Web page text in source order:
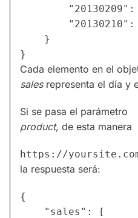
"20130209":
"20130210":
    }
Cada elemento en el
salesrepresenta el día y
Si se pasa el parámetro
product, de esta manera
la respuesta será:
{
    "sales": [